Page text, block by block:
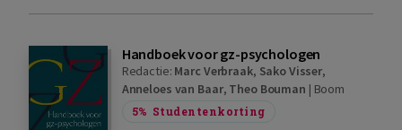
Handboek voor gz-psychologen
Redactie: Marc Verbraak, Sako Visser,
Anneloes van Baar, Theo Bouman | Boom
5% Studentenkorting